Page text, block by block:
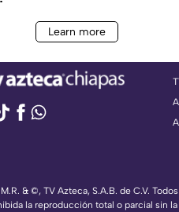
& ©, TV Azteca, S.A.B. de C.V.
la reproducción total o parcial sin